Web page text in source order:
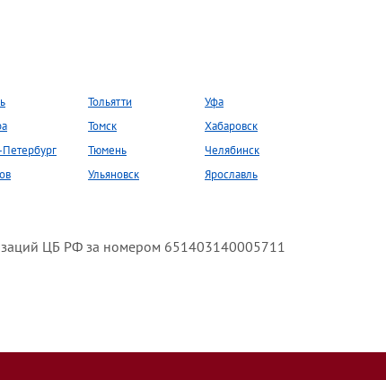
Петербург
Тольятти
Томск
Тюмень
Ульяновск
Уфа
Хабаровск
Челябинск
Ярославль
ЦБ РФ за номером 651403140005711